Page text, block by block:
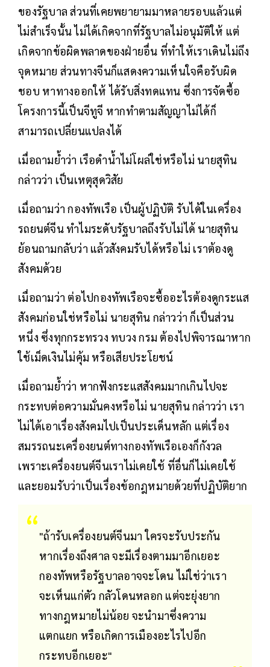
ของรัฐบาล ส่วนที่เคยพยายามมาหลายรอบแล้วแต่
ไม่สำเร็จนั้น ไม่ได้เกิดจากที่รัฐบาลไม่อนุมัติให้ แต่
เกิดจากข้อผิดพลาดของฝ่ายอื่น ที่ทำให้เราเดินไม่ถึง
จุดหมาย ส่วนทางจีนก็แสดงความเห็นใจคือรับผิด
ชอบ หาทางออกให้ ได้รับสิ่งทดแทน ซึ่งการจัดซื้อ
โครงการนี้เป็นจีทูจี หากทำตามสัญญาไม่ได้ก็
สามารถเปลี่ยนแปลงได้
เมื่อถามย้ำว่า เรือดำน้ำไม่โผล่ใช่หรือไม่ นายสุทิน
กล่าวว่า เป็นเหตุสุดวิสัย
เมื่อถามว่า กองทัพเรือ เป็นผู้ปฏิบัติ รับได้ในเครื่อง
รถยนต์จีน ทำไมระดับรัฐบาลถึงรับไม่ได้ นายสุทิน
ย้อนถามกลับว่า แล้วสังคมรับได้หรือไม่ เราต้องดู
สังคมด้วย
เมื่อถามว่า ต่อไปกองทัพเรือจะซื้ออะไรต้องดูกระแส
สังคมก่อนใช่หรือไม่ นายสุทิน กล่าวว่า ก็เป็นส่วน
หนึ่ง ซึ่งทุกกระทรวง ทบวง กรม ต้องไปพิจารณาหาก
ใช้เม็ดเงินไม่คุ้ม หรือเสียประโยชน์
เมื่อถามย้ำว่า หากฟังกระแสสังคมมากเกินไปจะ
กระทบต่อความมั่นคงหรือไม่ นายสุทิน กล่าวว่า เรา
ไม่ได้เอาเรื่องสังคมไปเป็นประเด็นหลัก แต่เรื่อง
สมรรถนะเครื่องยนต์ทางกองทัพเรือเองก็กังวล
เพราะเครื่องยนต์จีนเราไม่เคยใช้ ที่อื่นก็ไม่เคยใช้
และยอมรับว่าเป็นเรื่องข้อกฎหมายด้วยที่ปฏิบัติยาก
"ถ้ารับเครื่องยนต์จีนมา ใครจะรับประกัน
หากเรื่องถึงศาล จะมีเรื่องตามมาอีกเยอะ
กองทัพหรือรัฐบาลอาจจะโดน ไม่ใช่ว่าเรา
จะเห็นแก่ตัว กลัวโดนหลอก แต่จะยุ่งยาก
ทางกฎหมายไม่น้อย จะนำมาซึ่งความ
แตกแยก หรือเกิดการเมืองอะไรไปอีก
กระทบอีกเยอะ"